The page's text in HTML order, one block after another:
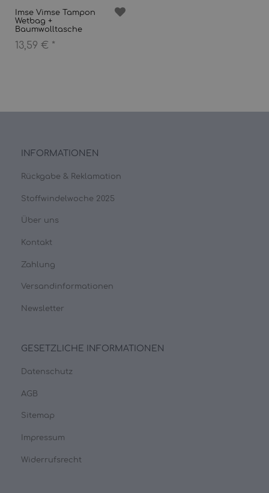
Imse Vimse Tampon
Wetbag +
Baumwolltasche
13,59 € *
INFORMATIONEN
Rückgabe & Reklamation
Stoffwindelwoche 2025
Über uns
Kontakt
Zahlung
Versandinformationen
Newsletter
GESETZLICHE INFORMATIONEN
Datenschutz
AGB
Sitemap
Impressum
Widerrufsrecht